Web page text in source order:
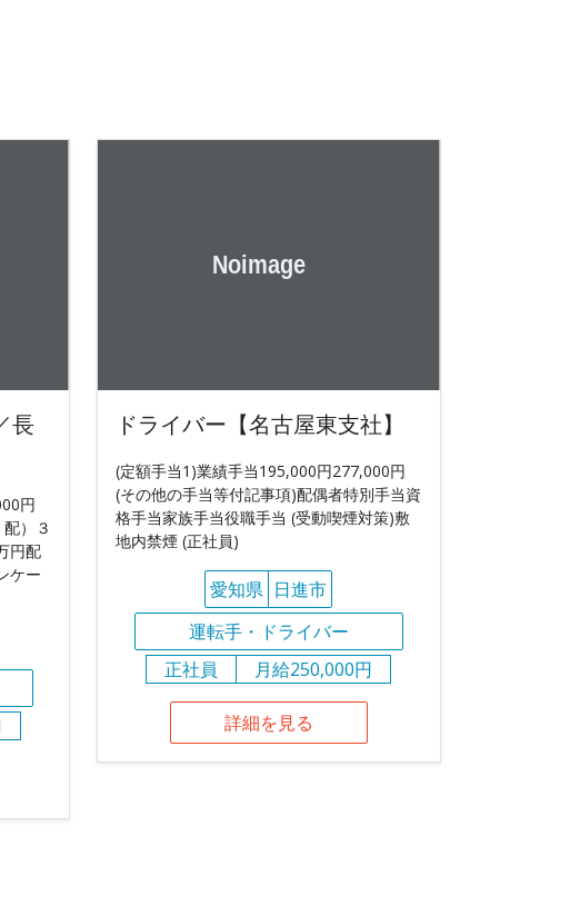
長
円
）３
円配
ケー
ドライバー【名古屋東支社】
(定額手当1)業績手当195,000円277,000円
(その他の手当等付記事項)配偶者特別手当資
格手当家族手当役職手当 (受動喫煙対策)敷
地内禁煙 (正社員)
愛知県 日進市
運転手・ドライバー
正社員
月給250,000円
詳細を見る